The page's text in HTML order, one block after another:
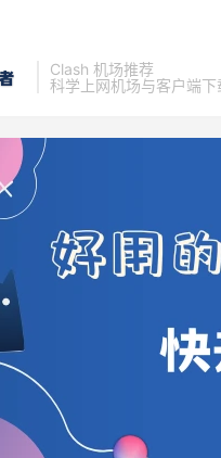
Clash 机场推荐
科学上网机场与客户端下